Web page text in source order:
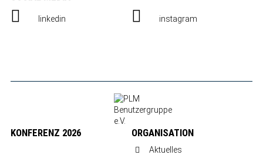
linkedin instagram
KONFERENZ 2026 ORGANISATION
Aktuelles